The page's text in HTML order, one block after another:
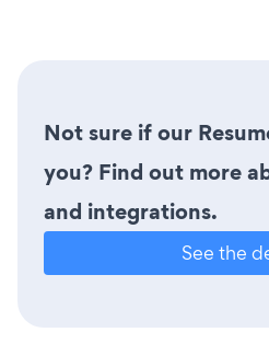
Not sure if our
you? Find out more
and integrations.
See the